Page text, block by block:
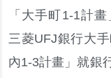
「 大手町 1-1計畫
三菱UFJ銀行大
內1-3計畫 」就銀